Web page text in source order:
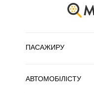
ПАСАЖИРУ
АВТОМОБІЛІСТУ